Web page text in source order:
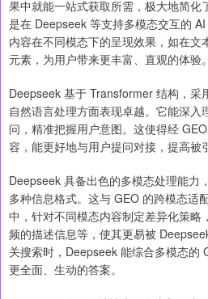
果中就能一站式获取所需，极大地简化
是在 Deepseek 等支持多模态交互的
内容在不同模态下的呈现效果，如在文
元素，为用户带来更丰富、直观的体验。
Deepseek 基于 Transformer 结构，采
自然语言处理方面表现卓越。它能深入
问，精准把握用户意图。这使得经
容，能更好地与用户提问对接，提高被
Deepseek 具备出色的多模态处理能力
多种信息格式。这与 GEO 的跨模态适
中，针对不同模态内容制定差异化策略
频的描述信息等，使其更易被
关搜索时，Deepseek 能综合多模态的
更全面、生动的答案。